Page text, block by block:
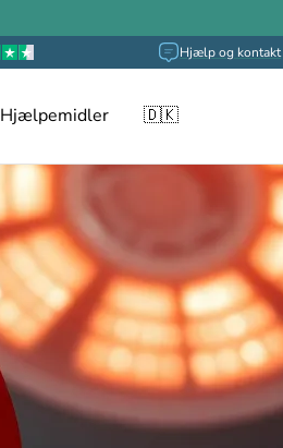
Hjælp og kontakt
Hjælpemidler 🇩🇰